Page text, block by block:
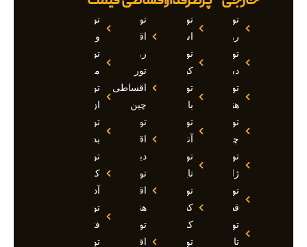
تور
روسیه
تور
دبی
تور
هند
تور
چین
تور
ژاپن
تور
قطر
تور
تاجیکستان
تور
استانبول
تور
کیش
تور
بالی
تور
آنتالیا
تور
تایلند
تور
کشتی
کروز
تور
تور
اقساطی
روسیه
تور
اقساطی
چین
تور
اقساطی
دبی
تور
اقساطی
هند
تور
اقساطی
تور
وان
تور
مارماریس
تور
ازمیر
تور
بدروم
تور
کوش
آداسی
تور
فتحیه
تور